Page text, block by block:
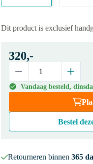
Dit product is exclusief
320,-
Vandaag besteld,
Bestel
Retourneren binnen 365